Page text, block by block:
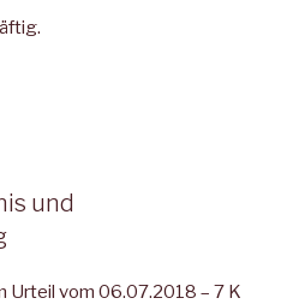
und
Urteil vom 06.07.2018 – 7 K